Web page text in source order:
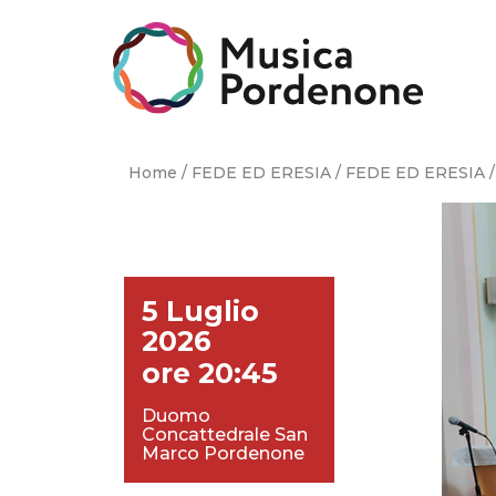
5 Luglio
2026
ore 20:45
Duomo
Concattedrale San
Marco Pordenone
Home / FEDE ED ERESIA / FEDE ED ERESIA /